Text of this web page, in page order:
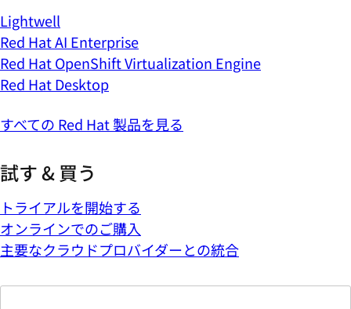
Lightwell
Red Hat AI Enterprise
Red Hat OpenShift Virtualization Engine
Red Hat Desktop
すべての Red Hat 製品を見る
試す & 買う
トライアルを開始する
オンラインでのご購入
主要なクラウドプロバイダーとの統合